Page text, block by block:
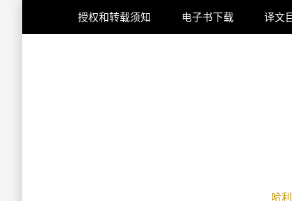
授权和转载须知 电子书下载 译文
哈